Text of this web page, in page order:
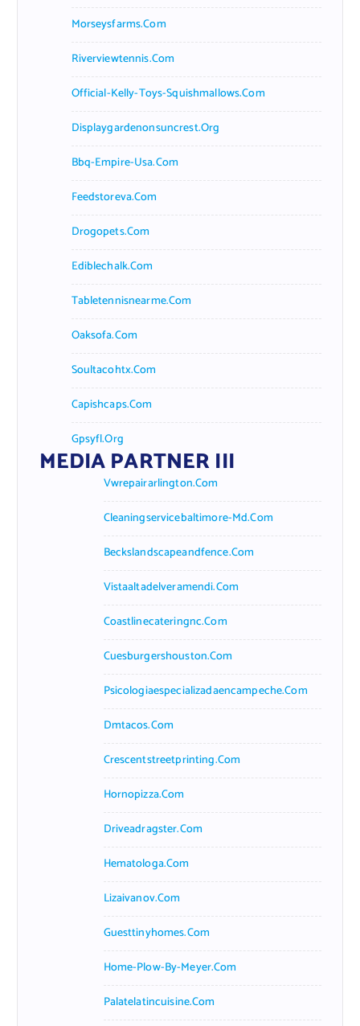
Morseysfarms.com
Riverviewtennis.com
Official-Kelly-Toys-Squishmallows.com
Displaygardenonsuncrest.org
Bbq-Empire-Usa.com
Feedstoreva.com
Drogopets.com
Ediblechalk.com
Tabletennisnearme.com
Oaksofa.com
Soultacohtx.com
Capishcaps.com
Gpsyfl.org
MEDIA PARTNER III
Vwrepairarlington.com
Cleaningservicebaltimore-Md.com
Beckslandscapeandfence.com
Vistaaltadelveramendi.com
Coastlinecateringnc.com
Cuesburgershouston.com
Psicologiaespecializadaencampeche.com
Dmtacos.com
Crescentstreetprinting.com
Hornopizza.com
Driveadragster.com
Hematologa.com
Lizaivanov.com
Guesttinyhomes.com
Home-Plow-By-Meyer.com
Palatelatincuisine.com